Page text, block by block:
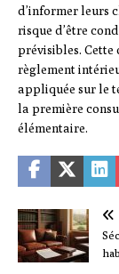
d’informer leurs
risque d’être
prévisibles.
règlement
appliquée sur le
la première
élémentaire.